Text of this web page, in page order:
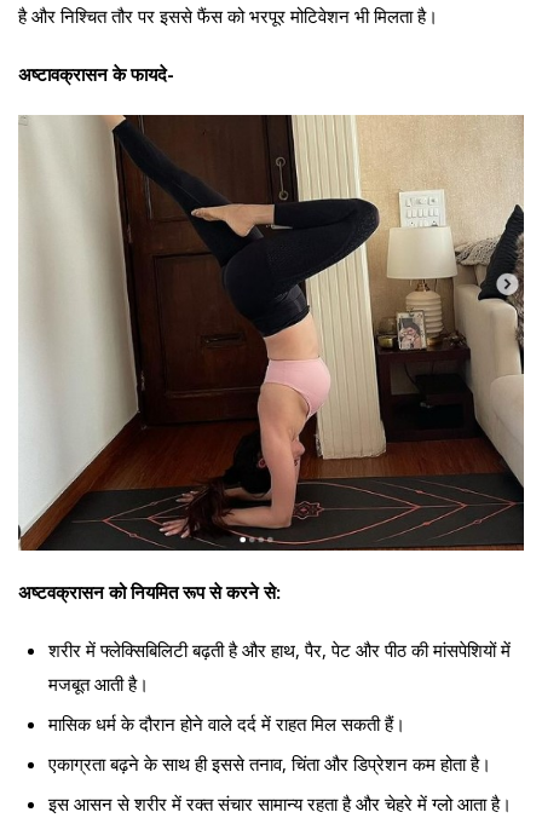
है और निश्चित तौर पर इससे फैंस को भरपूर मोटिवेशन भी मिलता है।
अष्टावक्रासन के फायदे-
अष्टवक्रासन को नियमित रूप से करने से:
शरीर में फ्लेक्सिबिलिटी बढ़ती है और हाथ, पैर, पेट और पीठ की मांसपेशियों में
मजबूत आती है।
मासिक धर्म के दौरान होने वाले दर्द में राहत मिल सकती हैं।
एकाग्रता बढ़ने के साथ ही इससे तनाव, चिंता और डिप्रेशन कम होता है।
इस आसन से शरीर में रक्त संचार सामान्य रहता है और चेहरे में ग्लो आता है।